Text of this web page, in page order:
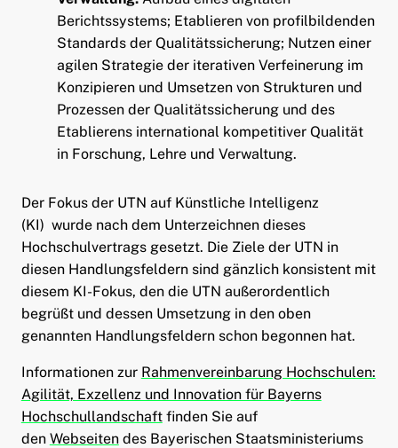
Berichtssystems; Etablieren von profilbildenden
Standards der Qualitätssicherung; Nutzen einer
agilen Strategie der iterativen Verfeinerung im
Konzipieren und Umsetzen von Strukturen und
Prozessen der Qualitätssicherung und des
Etablierens international kompetitiver Qualität
in Forschung, Lehre und Verwaltung.
Der Fokus der UTN auf Künstliche Intelligenz
(KI) wurde nach dem Unterzeichnen dieses
Hochschulvertrags gesetzt. Die Ziele der UTN in
diesen Handlungsfeldern sind gänzlich konsistent mit
diesem KI-Fokus, den die UTN außerordentlich
begrüßt und dessen Umsetzung in den oben
genannten Handlungsfeldern schon begonnen hat.
Informationen zur Rahmenvereinbarung Hochschulen:
Agilität, Exzellenz und Innovation für Bayerns
Hochschullandschaftfinden Sie auf
den Webseitendes Bayerischen Staatsministeriums